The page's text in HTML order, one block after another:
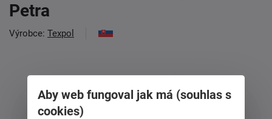
Petra
Výrobce: Texpol
Aby web fungoval jak má (souhlas s
cookies)